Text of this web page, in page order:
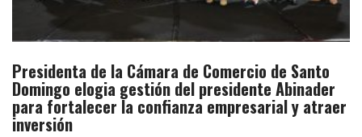
Presidenta de la Cámara de Comercio de Santo
Domingo elogia gestión del presidente Abinader
para fortalecer la confianza empresarial y atraer
inversión